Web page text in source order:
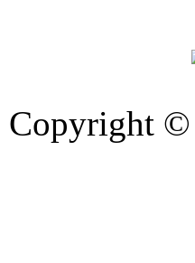
Copyright ©